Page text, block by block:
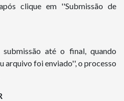
clique em ''Submissão de
até o final, quando
arquivo foi enviado'', o processo